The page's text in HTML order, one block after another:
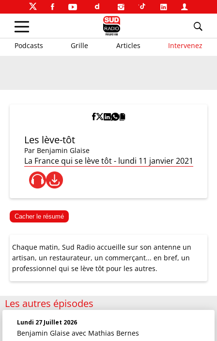
Podcasts Grille Articles Intervenez
Les lève-tôt
Par Benjamin Glaise
La France qui se lève tôt - lundi 11 janvier 2021
Cacher le résumé
Chaque matin, Sud Radio accueille sur son antenne un
artisan, un restaurateur, un commerçant... en bref, un
professionnel qui se lève tôt pour les autres.
Les autres épisodes
Lundi 27 Juillet 2026
Benjamin Glaise avec Mathias Bernes